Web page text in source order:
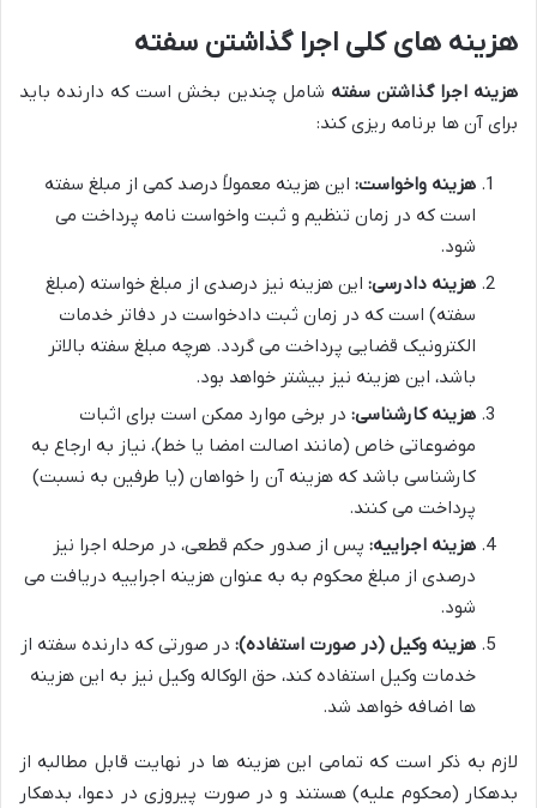
هزینه های کلی اجرا گذاشتن سفته
هزینه اجرا گذاشتن سفته شامل چندین بخش است که دارنده باید
برای آن ها برنامه ریزی کند:
هزینه واخواست: این هزینه معمولاً درصد کمی از مبلغ سفته
است که در زمان تنظیم و ثبت واخواست نامه پرداخت می
شود.
هزینه دادرسی: این هزینه نیز درصدی از مبلغ خواسته (مبلغ
سفته) است که در زمان ثبت دادخواست در دفاتر خدمات
الکترونیک قضایی پرداخت می گردد. هرچه مبلغ سفته بالاتر
باشد، این هزینه نیز بیشتر خواهد بود.
هزینه کارشناسی: در برخی موارد ممکن است برای اثبات
موضوعاتی خاص (مانند اصالت امضا یا خط)، نیاز به ارجاع به
کارشناسی باشد که هزینه آن را خواهان (یا طرفین به نسبت)
پرداخت می کنند.
هزینه اجراییه: پس از صدور حکم قطعی، در مرحله اجرا نیز
درصدی از مبلغ محکوم به به عنوان هزینه اجراییه دریافت می
شود.
هزینه وکیل (در صورت استفاده): در صورتی که دارنده سفته از
خدمات وکیل استفاده کند، حق الوکاله وکیل نیز به این هزینه
ها اضافه خواهد شد.
لازم به ذکر است که تمامی این هزینه ها در نهایت قابل مطالبه از
بدهکار (محکوم علیه) هستند و در صورت پیروزی در دعوا، بدهکار